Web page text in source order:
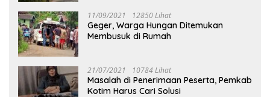
11/09/2021 12850 Lihat
Geger, Warga Hungan Ditemukan
Membusuk di Rumah
21/07/2021 10784 Lihat
Masalah di Penerimaan Peserta, Pemkab
Kotim Harus Cari Solusi